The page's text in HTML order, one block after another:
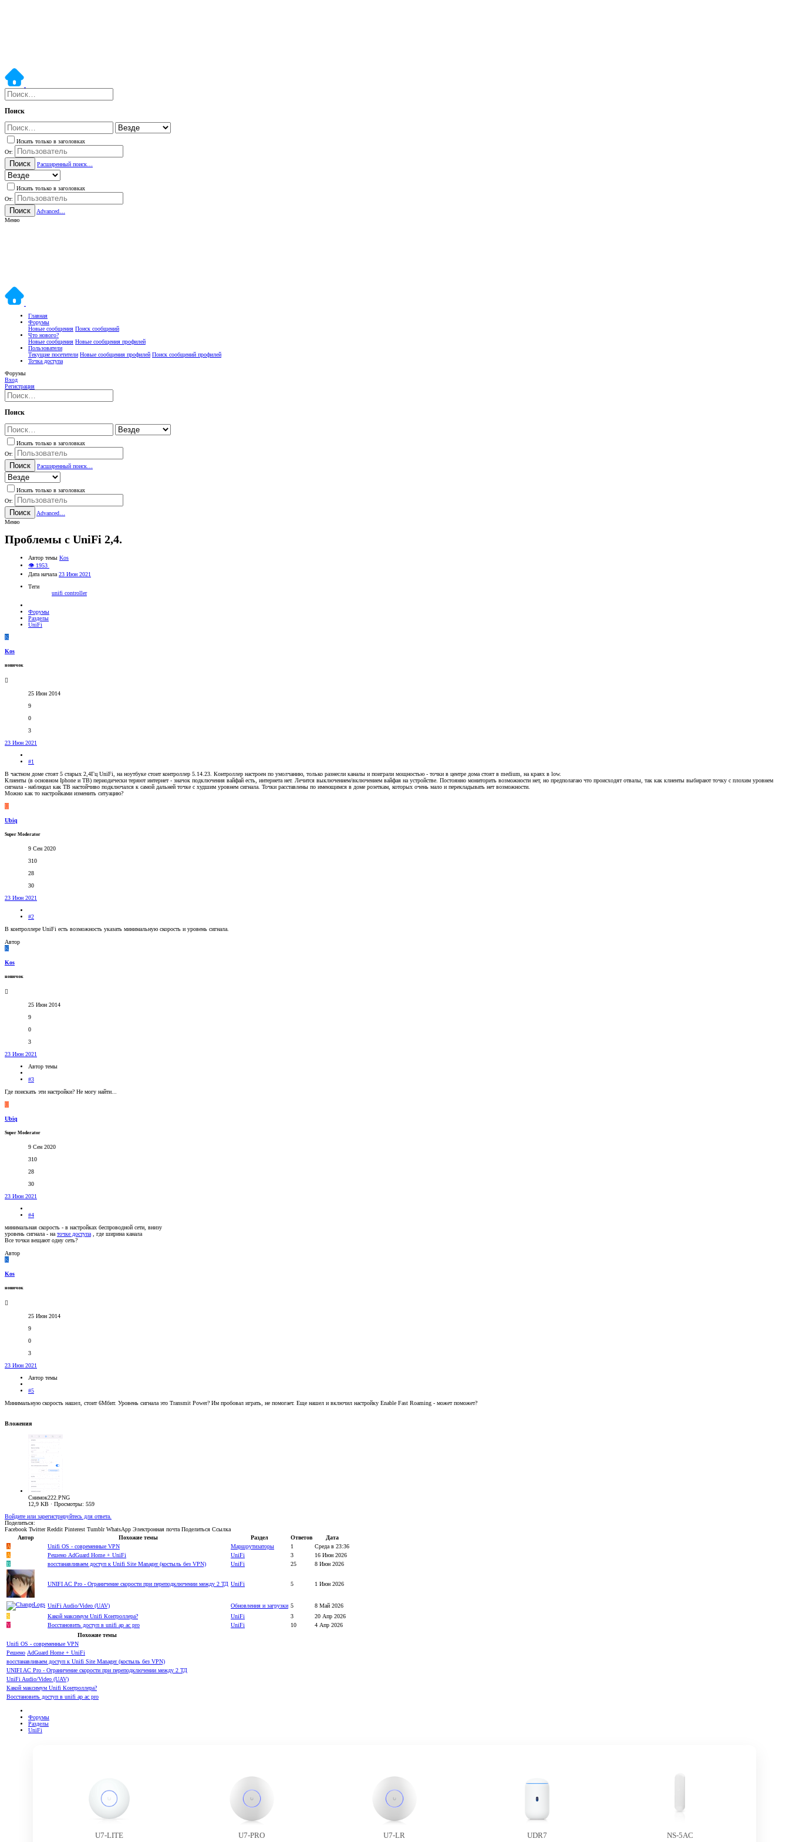
Поиск
Искать только в заголовках
От:
Поиск Расширенный поиск…
Искать только в заголовках
От:
Поиск
Advanced…
Меню
Главная
Форумы
Новые сообщения Поиск сообщений
Что нового?
Новые сообщения Новые сообщения профилей
Пользователи
Текущие посетители Новые сообщения профилей Поиск сообщений профилей
Точка доступа
Форумы
Вход
Регистрация
Поиск
Искать только в заголовках
От:
Поиск Расширенный поиск…
Искать только в заголовках
От:
Поиск
Advanced…
Меню
Проблемы с UniFi 2,4.
Автор темы Kos
👁 1953
Дата начала 23 Июн 2021
Теги
unifi controller
Форумы
Разделы
UniFi
K
Kos
новичок
25 Июн 2014
9
0
3
23 Июн 2021
#1
В частном доме стоят 5 старых 2,4Гц UniFi, на ноутбуке стоит контроллер 5.14.23. Контроллер настроен по умолчанию, только разнесли каналы и поиграли мощностью - точки в центре дома стоят в medium, на краях в low.
Клиенты (в основном Iphone и ТВ) периодически теряют интернет - значок подключения вайфай есть, интернета нет. Лечится выключением/включением вайфая на устройстве. Постоянно мониторить возможности нет, но предполагаю что происходят отвалы, так как клиенты выбирают точку с плохим уровнем
сигнала - наблюдал как ТВ настойчиво подключался к самой дальней точке с худшим уровнем сигнала. Точки расставлены по имеющимся в доме розеткам, которых очень мало и перекладывать нет возможности.
Можно как то настройками изменить ситуацию?
U
Ubiq
Super Moderator
9 Сен 2020
310
28
30
23 Июн 2021
#2
В контроллере UniFi есть возможность указать минимальную скорость и уровень сигнала.
Автор
K
Kos
новичок
25 Июн 2014
9
0
3
23 Июн 2021
Автор темы
#3
Где поискать эти настройки? Не могу найти...
U
Ubiq
Super Moderator
9 Сен 2020
310
28
30
23 Июн 2021
#4
минимальная скорость - в настройках беспроводной сети, внизу
уровень сигнала - на точке доступа
, где ширина канала
Все точки вещают одну сеть?
Автор
K
Kos
новичок
25 Июн 2014
9
0
3
23 Июн 2021
Автор темы
#5
Минимальную скорость нашел, стоит 6Мбит. Уровень сигнала это Transmit Power? Им пробовал играть, не помогает. Еще нашел и включил настройку Enable Fast Roaming - может поможет?
Вложения
Снимок222.PNG
12,9 KB · Просмотры: 559
Войдите или зарегистрируйтесь для ответа.
Поделиться:
Facebook Twitter Reddit Pinterest Tumblr WhatsApp Электронная почта Поделиться Ссылка
Автор
Похожие темы Раздел Ответов
Дата
A
Unifi OS - современные VPN Маршрутизаторы 1
Среда в 23:36
A
Решено AdGuard Home + UniFi UniFi 3
16 Июн 2026
B
восстанавливаем доступ к Unifi Site Manager (костыль без VPN) UniFi 25 8 Июн 2026
UNIFI AC Pro - Ограничение скорости при переподключении между 2 ТД UniFi 5 1 Июн 2026
UniFi Audio/Video (UAV) Обновления и загрузки 5
8 Май 2026
S
Какой максимум Unifi Контроллера? UniFi 3
20 Апр 2026
V
Восстановить доступ в unifi ap ac pro UniFi 10
4 Апр 2026
Похожие темы
Unifi OS - современные VPN
Решено AdGuard Home + UniFi
восстанавливаем доступ к Unifi Site Manager (костыль без VPN)
UNIFI AC Pro - Ограничение скорости при переподключении между 2 ТД
UniFi Audio/Video (UAV)
Какой максимум Unifi Контроллера?
Восстановить доступ в unifi ap ac pro
Форумы
Разделы
UniFi
U7-LITE U7-PRO U7-LR UDR7 NS-5AC